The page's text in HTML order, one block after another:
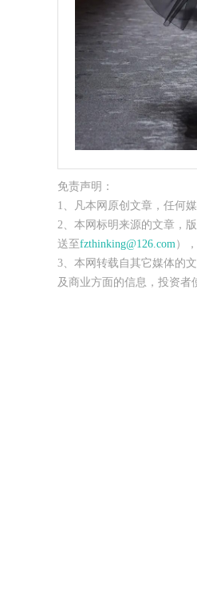
免责声明：
1、凡本网原创文章，任何
2、本网标明来源的文章，
送至fzthinking@126.com ）
3、本网转载自其它媒体的
及商业方面的信息，投资